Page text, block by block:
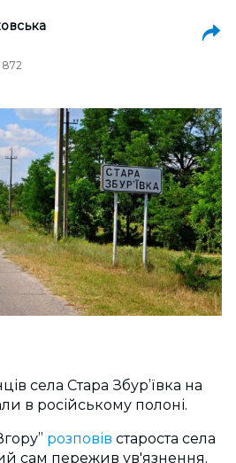
872
села Стара Збур’ївка на
в російському полоні.
розповів староста села
сам пережив ув'язнення.